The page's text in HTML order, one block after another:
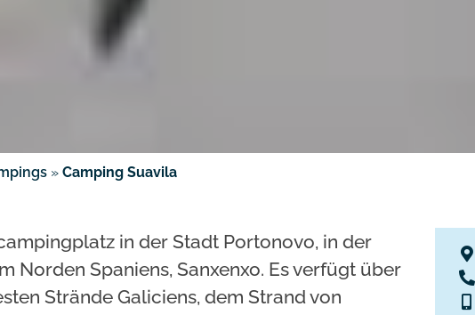
»Camping Suavila
in der Stadt Portonovo, in der
Norden Spaniens, Sanxenxo. Es verfügt über
Strände Galiciens, dem Strand von